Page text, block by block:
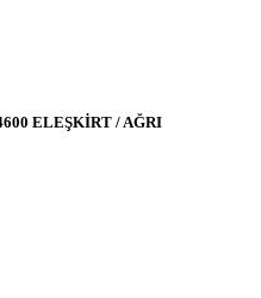
ELEŞKİRT / AĞRI